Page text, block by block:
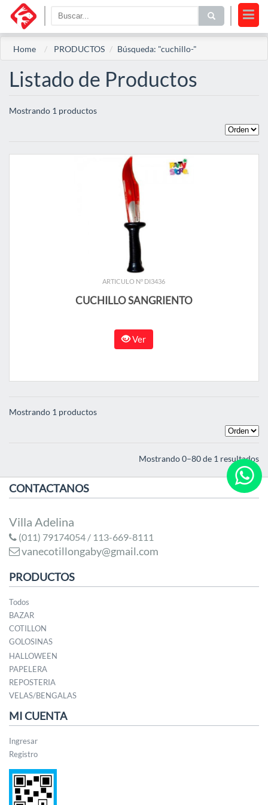
Home PRODUCTOS Búsqueda: "cuchillo-"
Listado de Productos
Mostrando 1 productos
ARTICULO N° DI3436
CUCHILLO SANGRIENTO
Ver
Mostrando 1 productos
Mostrando 0–80 de 1 resultados
CONTACTANOS
Villa Adelina
(011) 79174054 / 113-669-8111
vanecotillongaby@gmail.com
PRODUCTOS
Todos
BAZAR
COTILLON
GOLOSINAS
HALLOWEEN
PAPELERA
REPOSTERIA
VELAS/BENGALAS
MI CUENTA
Ingresar
Registro